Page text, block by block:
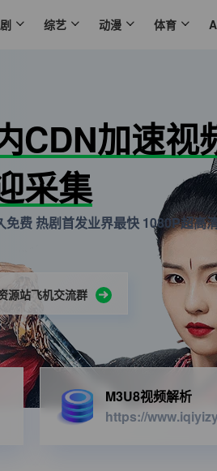
综艺 动漫 体育
CDN加速视
采集
费 热剧首发业界最快 1080P超高
源站飞机交流群
M3U8视频解析